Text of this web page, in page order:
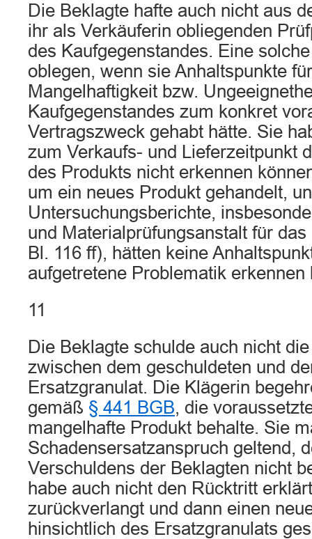
Die Beklagte hafte auch nicht aus
ihr als Verkäuferin obliegenden
des Kaufgegenstandes. Eine
oblegen, wenn sie Anhaltspunkte
Mangelhaftigkeit bzw.
Kaufgegenstandes zum konkret
Vertragszweck gehabt hätte. Sie
zum Verkaufs- und Lieferzeitpunkt
des Produkts nicht erkennen
um ein neues Produkt gehandelt,
Untersuchungsberichte,
und Materialprüfungsanstalt für
Bl. 116 ff), hätten keine
aufgetretene Problematik erkennen
11
Die Beklagte schulde auch nicht
zwischen dem geschuldeten und
Ersatzgranulat. Die Klägerin
gemäß § 441 BGB, die
mangelhafte Produkt behalte. Sie
Schadensersatzanspruch geltend,
Verschuldens der Beklagten nicht
habe auch nicht den Rücktritt
zurückverlangt und dann einen
hinsichtlich des Ersatzgranulats